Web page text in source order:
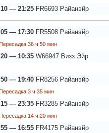
— 21:25 FR6693 Райанэйр
— 17:30 FR5508 Райанэйр
36 ч 50 мин
— 10:35 W66947 Визз Эйр
— 19:40 FR8256 Райанэйр
3 ч 35 мин
— 23:35 FR3285 Райанэйр
14 ч 20 мин
— 16:55 FR4175 Райанэйр